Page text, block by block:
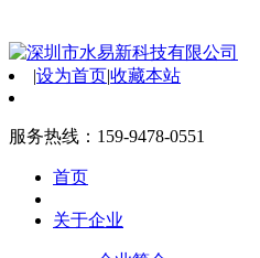
|设为首页|收藏本站
服务热线：159-9478-0551
首页
关于企业